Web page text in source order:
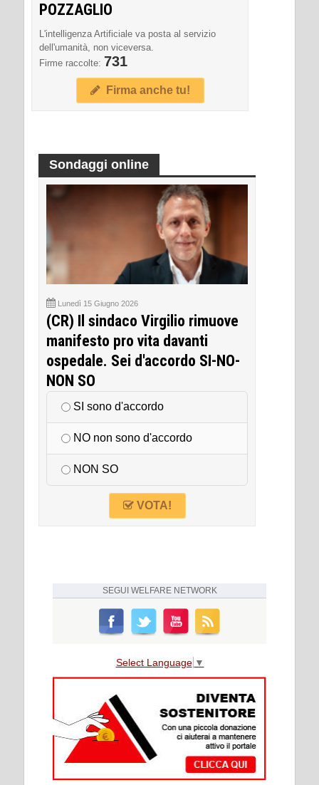
POZZAGLIO
L'intelligenza Artificiale va posta al servizio
dell'umanità, non viceversa.
Firme raccolte: 731
Firma anche tu!
Sondaggi online
Lunedì 15 Giugno 2026
(CR) Il sindaco Virgilio rimuove
manifesto pro vita davanti
ospedale. Sei d'accordo SI-NO-
NON SO
SI sono d'accordo
NO non sono d'accordo
NON SO
VOTA!
SEGUI WELFARE NETWORK
Select Language ▼